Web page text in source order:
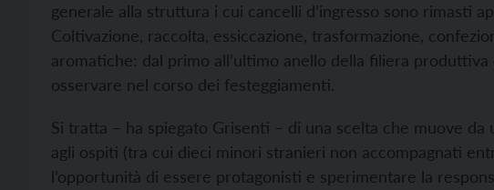
generale alla struttura i cui cancelli d’ingresso sono rimasti
Coltivazione, raccolta, essiccazione, trasformazione,
aromatiche: dal primo all’ultimo anello della filiera
osservare nel corso dei festeggiamenti.
Si tratta – ha spiegato Grisenti – di una scelta che muove
agli ospiti (tra cui dieci minori stranieri non accompagnati
l’opportunità di essere protagonisti e sperimentare la